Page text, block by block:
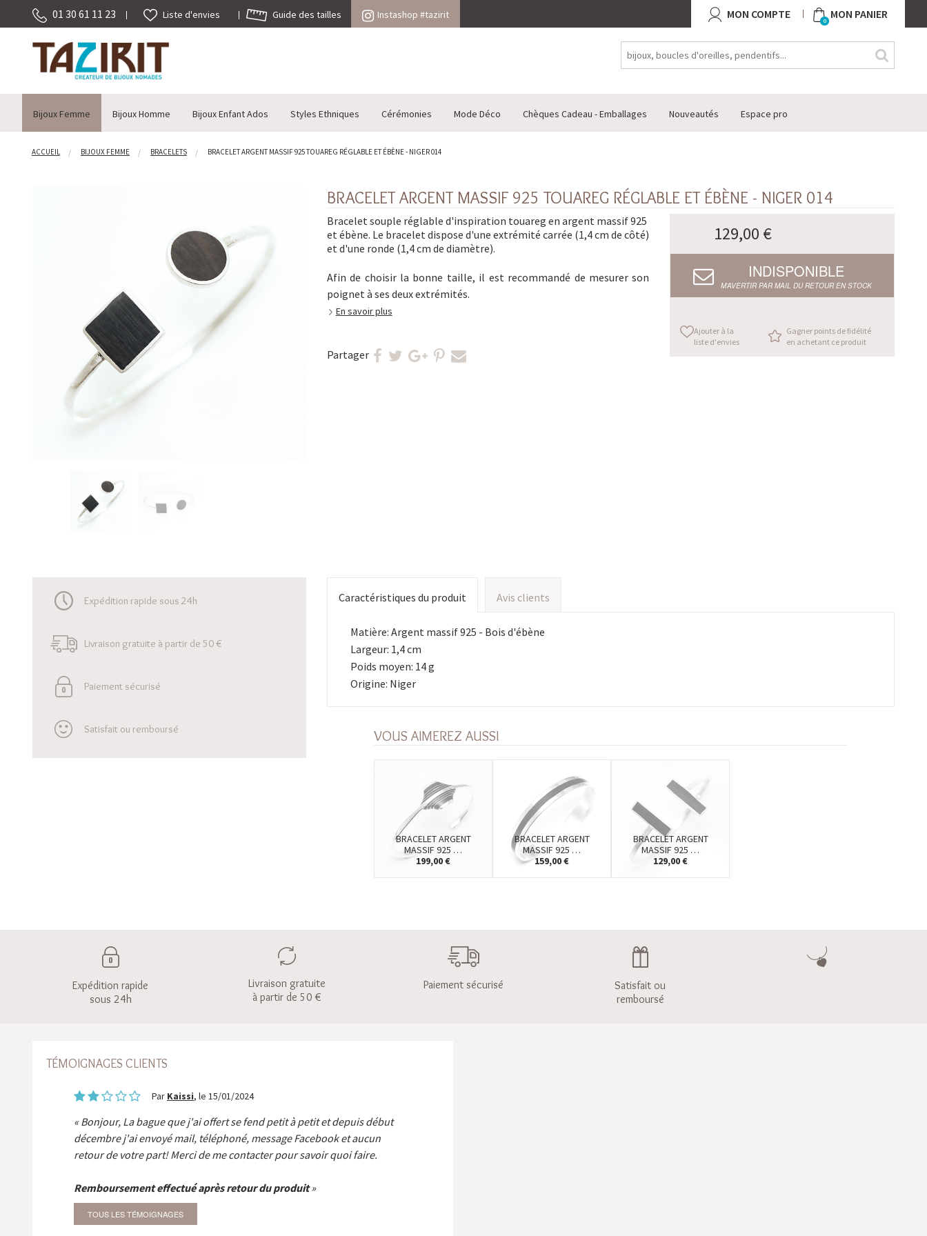
01 30 61 11 23 Liste d'envies Guide des tailles Instashop #tazirit MON COMPTE 0 MON PANIER
Bijoux Femme Bijoux Homme Bijoux Enfant Ados Styles Ethniques Cérémonies Mode Déco Chèques Cadeau - Emballages Nouveautés Espace pro
ACCUEIL BIJOUX FEMME BRACELETS BRACELET ARGENT MASSIF 925 TOUAREG RÉGLABLE ET ÉBÈNE - NIGER 014
BRACELET ARGENT MASSIF 925 TOUAREG RÉGLABLE ET ÉBÈNE - NIGER 014
Bracelet souple réglable d'inspiration touareg en argent massif 925
et ébène. Le bracelet dispose d'une extrémité carrée (1,4 cm de côté)
et d'une ronde (1,4 cm de diamètre).
Afin de choisir la bonne taille, il est recommandé de mesurer son
poignet à ses deux extrémités.
En savoir plus
Partager
129,00 €
INDISPONIBLE
M’AVERTIR PAR MAIL DU RETOUR EN STOCK
Ajouter à la
liste d'envies
Gagner points de fidélité
en achetant ce produit
Expédition rapide sous 24h
Livraison gratuite à partir de 50 €
Paiement sécurisé
Satisfait ou remboursé
Caractéristiques du produit Avis clients
Matière: Argent massif 925 - Bois d'ébène
Largeur: 1,4 cm
Poids moyen: 14 g
Origine: Niger
VOUS AIMEREZ AUSSI
BRACELET ARGENT
MASSIF 925 …
199,00 €
BRACELET ARGENT
MASSIF 925 …
159,00 €
BRACELET ARGENT
MASSIF 925 …
129,00 €
Expédition rapide
sous 24h
Livraison gratuite
à partir de 50 €
Paiement sécurisé
Satisfait ou
remboursé
TÉMOIGNAGES CLIENTS
Par Kaissi, le 15/01/2024
Bonjour, La bague que j'ai offert se fend petit à petit et depuis début
décembre j'ai envoyé mail, téléphoné, message Facebook et aucun
retour de votre part! Merci de me contacter pour savoir quoi faire.
Remboursement effectué après retour du produit
TOUS LES TÉMOIGNAGES